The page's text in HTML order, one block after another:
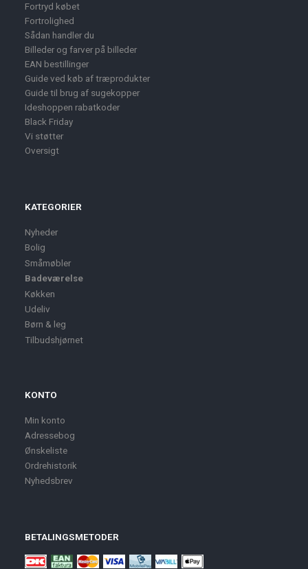
Fortryd købet
Fortrolighed
Sådan handler du
Billeder og farver på billeder
EAN bestillinger
Guide ved køb af træprodukter
Guide til brug af sugekopper
Ideshoppen rabatkoder
Black Friday
Vi støtter
Oversigt
KATEGORIER
Nyheder
Bolig
Småmøbler
Badeværelse
Køkken
Udeliv
Børn & leg
Tilbudshjørnet
KONTO
Min konto
Adressebog
Ønskeliste
Ordrehistorik
Nyhedsbrev
BETALINGSMETODER